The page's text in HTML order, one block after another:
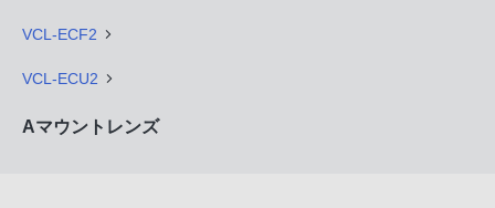
VCL-ECF2
VCL-ECU2
Aマウントレンズ